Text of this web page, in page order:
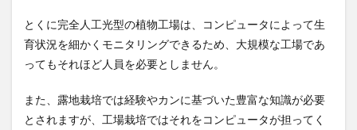
とくに完全人工光型の植物工場は、コンピュータによって生
育状況を細かくモニタリングできるため、大規模な工場であ
ってもそれほど人員を必要としません。
また、露地栽培では経験やカンに基づいた豊富な知識が必要
とされますが、工場栽培ではそれをコンピュータが担ってく